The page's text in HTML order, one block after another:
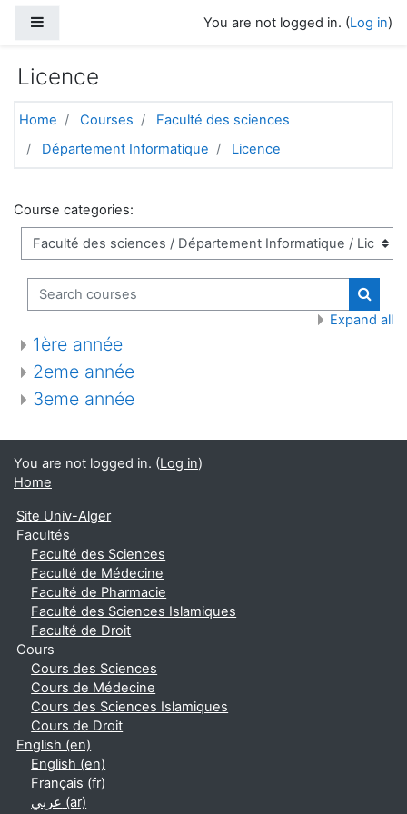
You are not logged in. (Log in)
Licence
Home Courses
Faculté des sciences
Département Informatique
Licence
Course categories:
Search courses
Expand all
1ère année
2eme année
3eme année
You are not logged in. (Log in)
Home
Site Univ-Alger
Facultés
Faculté des Sciences
Faculté de Médecine
Faculté de Pharmacie
Faculté des Sciences Islamiques
Faculté de Droit
Cours
Cours des Sciences
Cours de Médecine
Cours des Sciences Islamiques
Cours de Droit
English ‎(en)‎
English ‎(en)‎
Français ‎(fr)‎
عربي ‎(ar)‎